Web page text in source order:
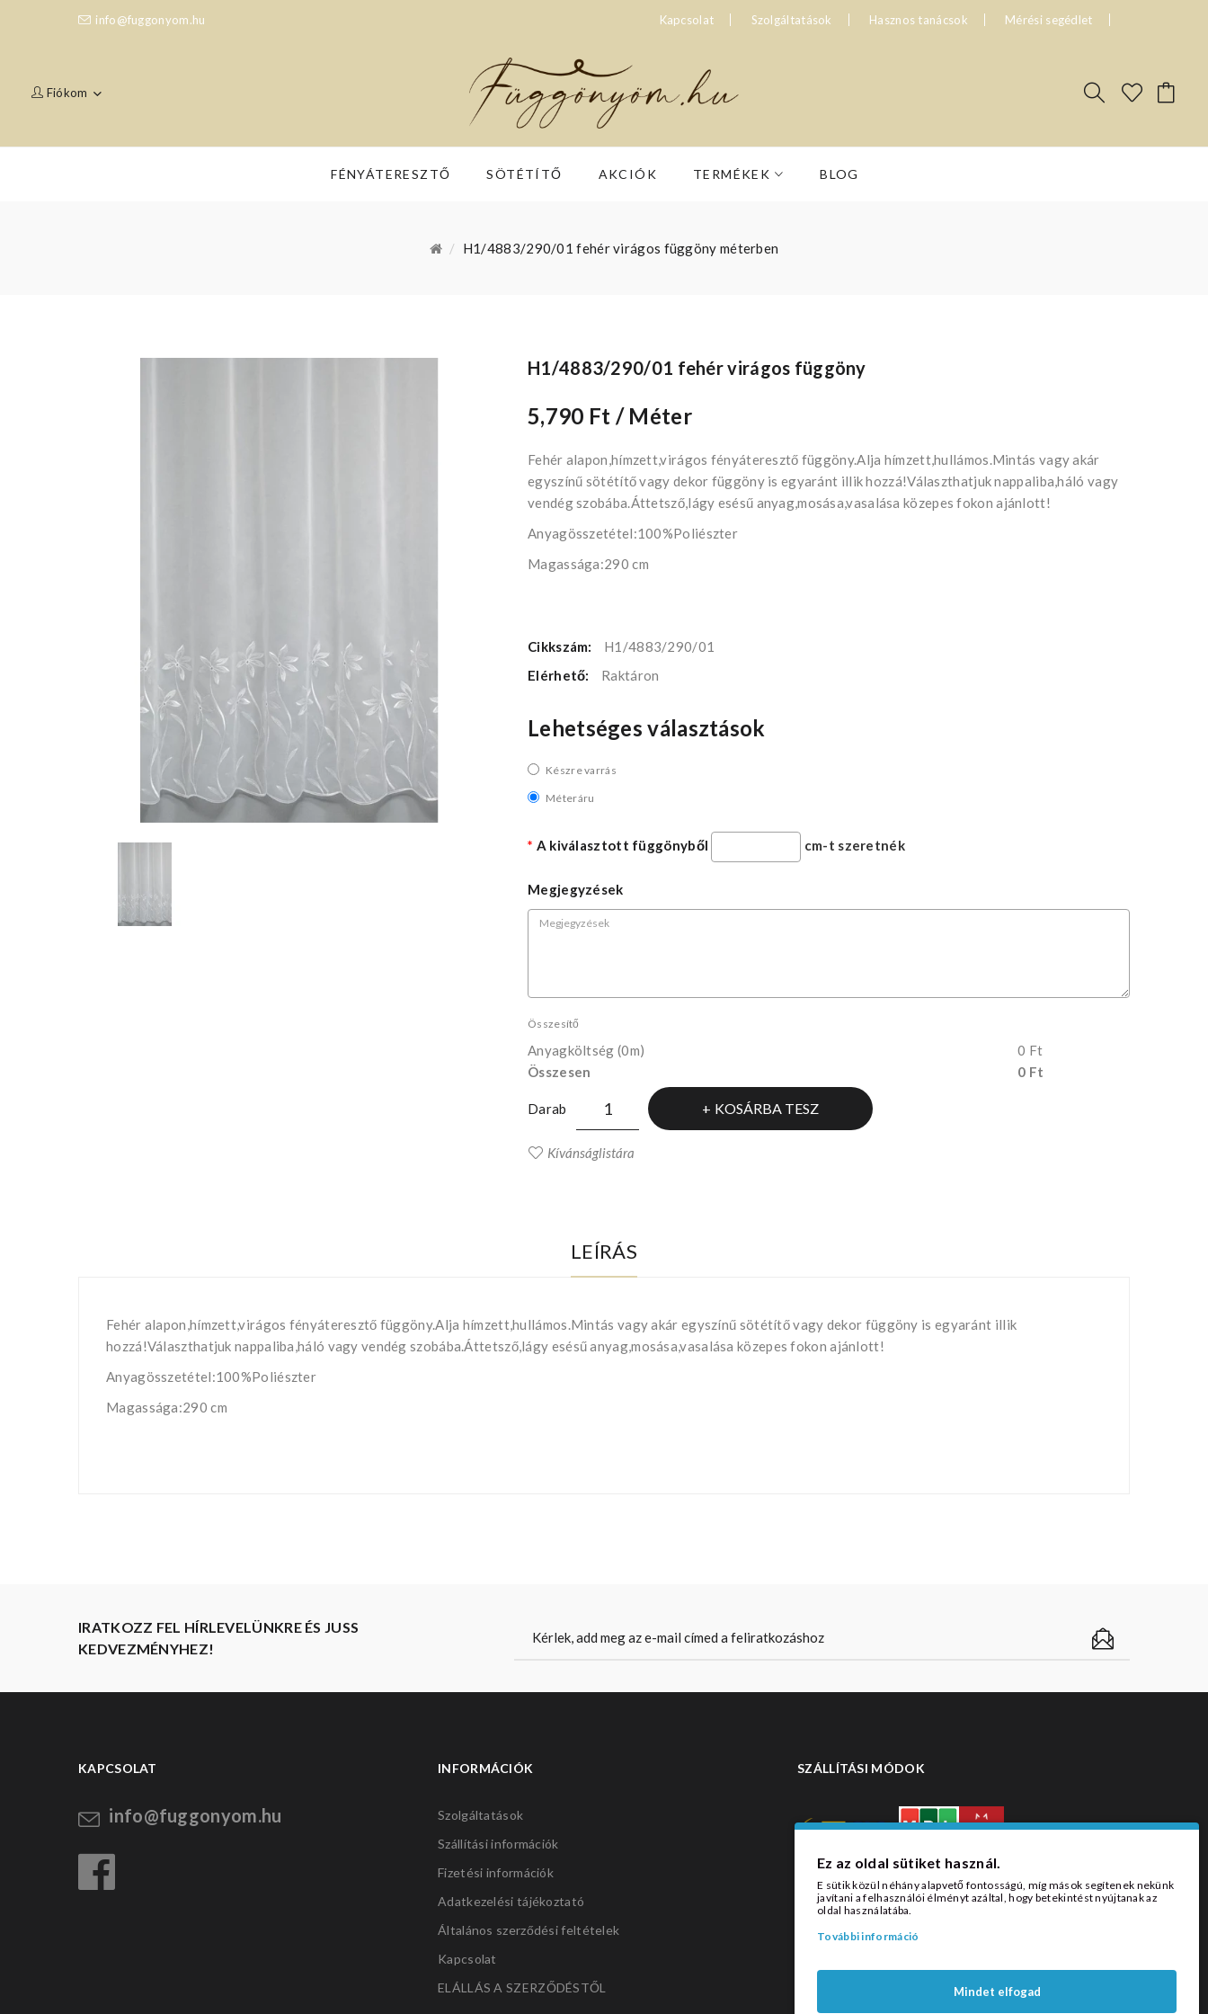
info@fuggonyom.hu Kapcsolat Szolgáltatások Hasznos tanácsok Mérési segédlet
Fiókom
FÉNYÁTERESZTŐ SÖTÉTÍTŐ AKCIÓK TERMÉKEK BLOG
H1/4883/290/01 fehér virágos függöny méterben
H1/4883/290/01 fehér virágos függöny
5,790 Ft / Méter
Fehér alapon,hímzett,virágos fényáteresztő függöny.Alja hímzett,hullámos.Mintás vagy akár
egyszínű sötétítő vagy dekor függöny is egyaránt illik hozzá!Választhatjuk nappaliba,háló vagy
vendég szobába.Áttetsző,lágy esésű anyag,mosása,vasalása közepes fokon ajánlott!
Anyagösszetétel:100%Poliészter
Magassága:290 cm
Cikkszám:
H1/4883/290/01
Elérhető:
Raktáron
Lehetséges választások
Készre varrás
Méteráru
A kiválasztott függönyből cm-t szeretnék
Megjegyzések
Összesítő
Anyagköltség (0m)
0 Ft
Összesen
0 Ft
Darab KOSÁRBA TESZ
Kívánságlistára
LEÍRÁS
Fehér alapon,hímzett,virágos fényáteresztő függöny.Alja hímzett,hullámos.Mintás vagy akár egyszínű sötétítő vagy dekor függöny is egyaránt illik
hozzá!Választhatjuk nappaliba,háló vagy vendég szobába.Áttetsző,lágy esésű anyag,mosása,vasalása közepes fokon ajánlott!
Anyagösszetétel:100%Poliészter
Magassága:290 cm
IRATKOZZ FEL HÍRLEVELÜNKRE ÉS JUSS
KEDVEZMÉNYHEZ!
KAPCSOLAT
info@fuggonyom.hu
INFORMÁCIÓK
Szolgáltatások
Szállítási információk
Fizetési információk
Adatkezelési tájékoztató
Általános szerződési feltételek
Kapcsolat
ELÁLLÁS A SZERZŐDÉSTŐL
SZÁLLÍTÁSI MÓDOK
Ez az oldal sütiket használ.
E sütik közül néhány alapvető fontosságú, míg mások segítenek nekünk
javítani a felhasználói élményt azáltal, hogy betekintést nyújtanak az
oldal használatába.
További információ
Mindet elfogad